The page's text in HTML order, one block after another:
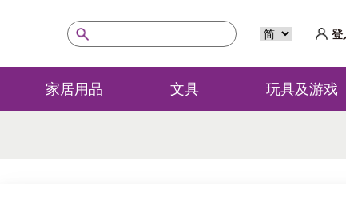
登
家居用品 文具 玩具及游戏